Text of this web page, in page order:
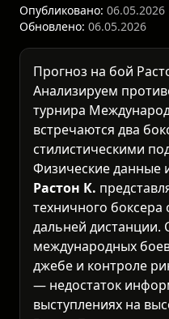
Опубликовано: 06.05.2026
Обновлено: 06.05.2026
Прогноз на бой
Анализируем
турнира
встречаются два
стилистическими
Физические данные
Растон К.
техничного
дальней
международных
джебе и контроле
— недостаток
выступлениях на